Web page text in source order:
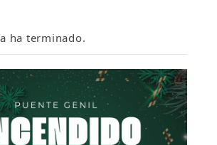
ha terminado.